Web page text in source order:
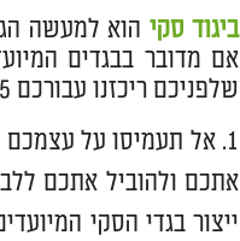
ביגוד סקי הוא למעשה
אם מדובר בבגדים
שלפניכם ריכזנו עבורכם 5 טיפים לבחירת בגדי סקי המותאמים ביותר לטיול הסקי הבא שלכם:
אל תעמיסו על עצמכם
אתכם ולהוביל אתכם
ייצור בגדי הסקי